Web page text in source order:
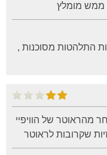
ממש מומלץ
התלהטות מסוכנות ,
של הוויפיי
שקרובות לראוטר